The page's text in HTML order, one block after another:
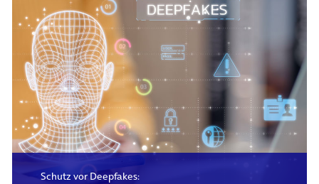
Schutz vor Deepfakes: